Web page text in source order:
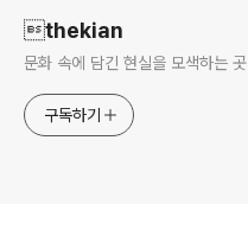
thekian
문화 속에 담긴 현실을 모색하는 곳
구독하기